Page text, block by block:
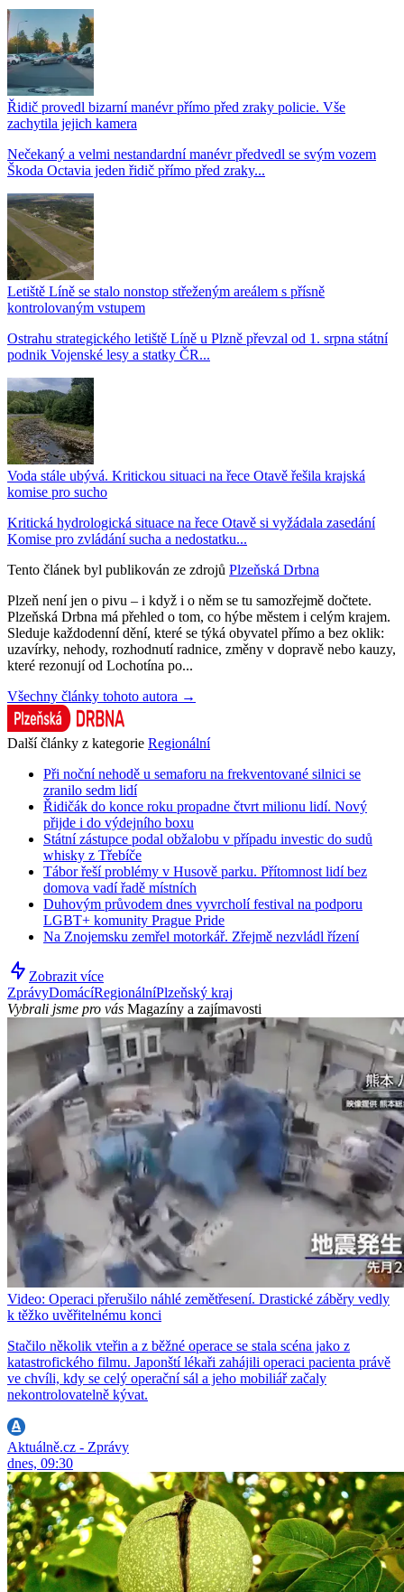
Řidič provedl bizarní manévr přímo před zraky policie. Vše
zachytila jejich kamera
Nečekaný a velmi nestandardní manévr předvedl se svým vozem
Škoda Octavia jeden řidič přímo před zraky...
Letiště Líně se stalo nonstop střeženým areálem s přísně
kontrolovaným vstupem
Ostrahu strategického letiště Líně u Plzně převzal od 1. srpna státní
podnik Vojenské lesy a statky ČR...
Voda stále ubývá. Kritickou situaci na řece Otavě řešila krajská
komise pro sucho
Kritická hydrologická situace na řece Otavě si vyžádala zasedání
Komise pro zvládání sucha a nedostatku...
Tento článek byl publikován ze zdrojů Plzeňská Drbna
Plzeň není jen o pivu – i když i o něm se tu samozřejmě dočtete.
Plzeňská Drbna má přehled o tom, co hýbe městem i celým krajem.
Sleduje každodenní dění, které se týká obyvatel přímo a bez oklik:
uzavírky, nehody, rozhodnutí radnice, změny v dopravě nebo kauzy,
které rezonují od Lochotína po...
Všechny články tohoto autora →
Další články z kategorie Regionální
Při noční nehodě u semaforu na frekventované silnici se
zranilo sedm lidí
Řidičák do konce roku propadne čtvrt milionu lidí. Nový
přijde i do výdejního boxu
Státní zástupce podal obžalobu v případu investic do sudů
whisky z Třebíče
Tábor řeší problémy v Husově parku. Přítomnost lidí bez
domova vadí řadě místních
Duhovým průvodem dnes vyvrcholí festival na podporu
LGBT+ komunity Prague Pride
Na Znojemsku zemřel motorkář. Zřejmě nezvládl řízení
Zobrazit více
ZprávyDomácíRegionálníPlzeňský kraj
Vybrali jsme pro vás Magazíny a zajímavosti
Video: Operaci přerušilo náhlé zemětřesení. Drastické záběry vedly
k těžko uvěřitelnému konci
Stačilo několik vteřin a z běžné operace se stala scéna jako z
katastrofického filmu. Japonští lékaři zahájili operaci pacienta právě
ve chvíli, kdy se celý operační sál a jeho mobiliář začaly
nekontrolovatelně kývat.
Aktuálně.cz - Zprávy
dnes, 09:30